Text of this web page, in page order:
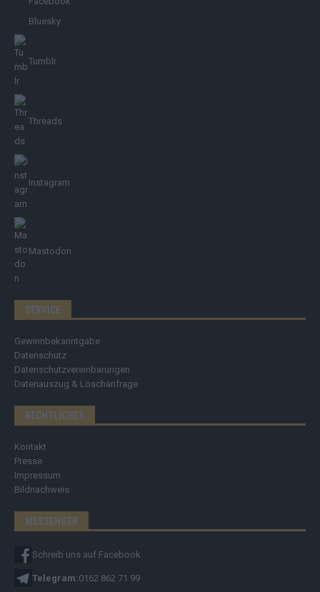
Bluesky
Tumblr
Threads
Instagram
Mastodon
SERVICE
Gewinnbekanntgabe
Datenschutz
Datenschutzvereinbarungen
Datenauszug & Löschanfrage
RECHTLICHES
Kontakt
Presse
Impressum
Bildnachweis
MESSENGER
Schreib uns auf Facebook
Telegram:0162 862 71 99